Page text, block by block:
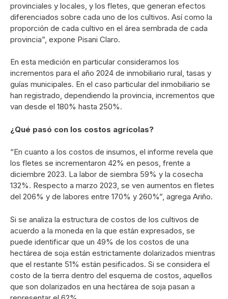
provinciales y locales, y los fletes, que generan efectos
diferenciados sobre cada uno de los cultivos. Así como la
proporción de cada cultivo en el área sembrada de cada
provincia”, expone Pisani Claro.
En esta medición en particular consideramos los
incrementos para el año 2024 de inmobiliario rural, tasas y
guías municipales. En el caso particular del inmobiliario se
han registrado, dependiendo la provincia, incrementos que
van desde el 180% hasta 250%.
¿Qué pasó con los costos agrícolas?
“En cuanto a los costos de insumos, el informe revela que
los fletes se incrementaron 42% en pesos, frente a
diciembre 2023. La labor de siembra 59% y la cosecha
132%. Respecto a marzo 2023, se ven aumentos en fletes
del 206% y de labores entre 170% y 260%”, agrega Ariño.
Si se analiza la estructura de costos de los cultivos de
acuerdo a la moneda en la que están expresados, se
puede identificar que un 49% de los costos de una
hectárea de soja están estrictamente dolarizados mientras
que el restante 51% están pesificados. Si se considera el
costo de la tierra dentro del esquema de costos, aquellos
que son dolarizados en una hectárea de soja pasan a